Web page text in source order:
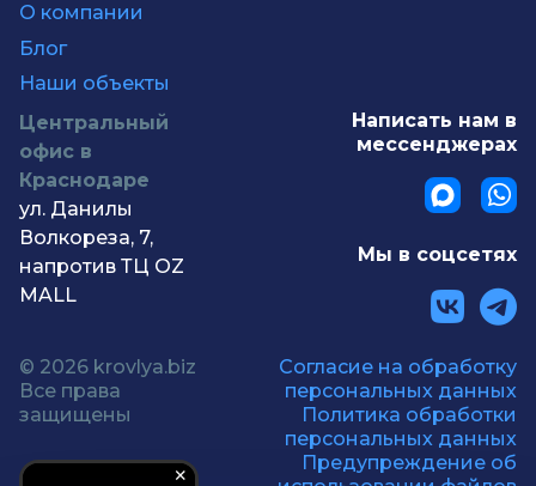
О компании
Блог
Наши объекты
Центральный
офис в
Краснодаре
ул. Данилы
Волкореза, 7,
напротив ТЦ OZ
MALL
Написать нам в
мессенджерах
Мы в соцсетях
© 2026 krovlya.biz
Все права
защищены
Согласие на обработку
персональных данных
Политика обработки
персональных данных
Предупреждение об